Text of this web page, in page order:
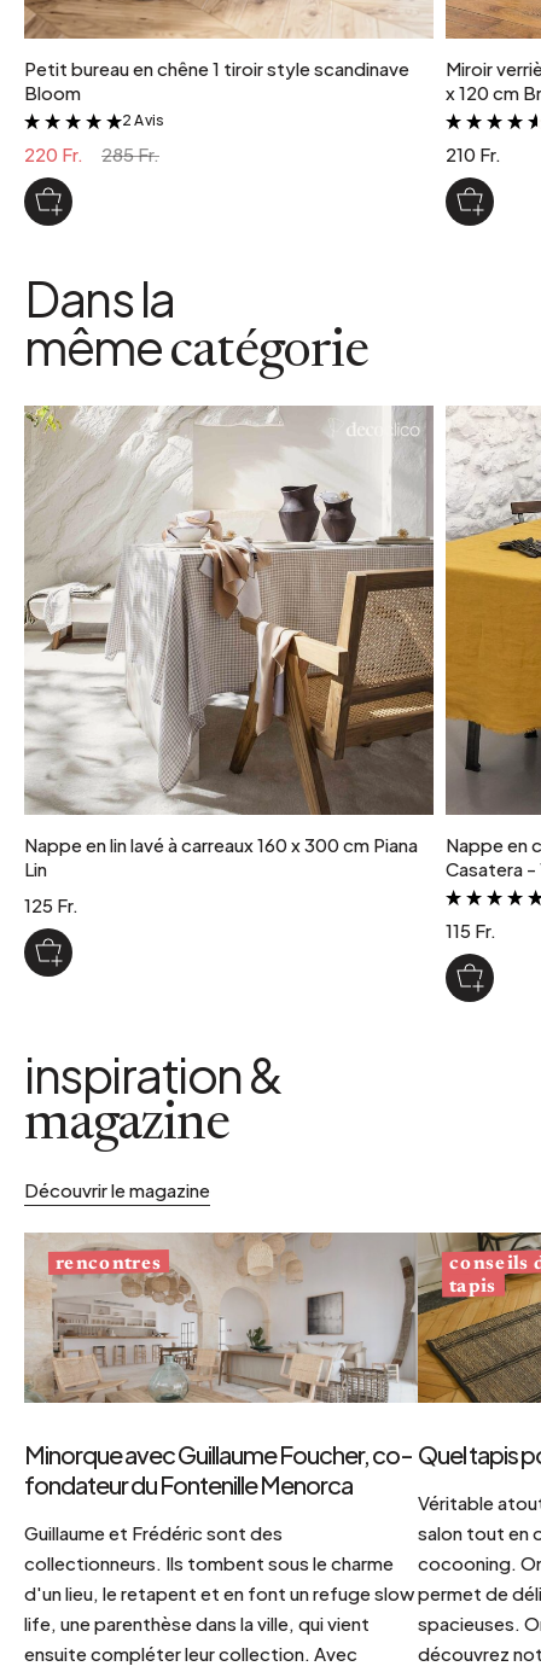
Petit bureau en chêne 1 tiroir style scandinave
Bloom
&
2 Avis
220 Fr. 285 Fr.
Miroir
x 120 cm
210 Fr.
Dans la
mêmecatégorie
Nappe en lin lavé à carreaux 160 x 300 cm Piana
Lin
125 Fr.
Nappe en
Casatera -
115 Fr.
inspiration &
magazine
Découvrir le magazine
rencontres
Minorque avec Guillaume Foucher, co-
fondateur du Fontenille Menorca
Guillaume et Frédéric sont des
collectionneurs. Ils tombent sous le charme
d'un lieu, le retapent et en font un refuge slow
life, une parenthèse dans la ville, qui vient
ensuite compléter leur collection. Avec
conseils
tapis
Quel tapis
Véritable
salon tout en
cocooning.
permet de
spacieuses.
découvrez